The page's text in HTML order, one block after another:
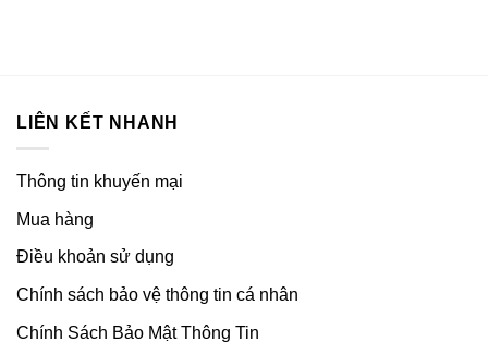
LIÊN KẾT NHANH
Thông tin khuyến mại
Mua hàng
Điều khoản sử dụng
Chính sách bảo vệ thông tin cá nhân
Chính Sách Bảo Mật Thông Tin